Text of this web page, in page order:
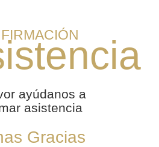
ayúdanos a
asistencia
Gracias